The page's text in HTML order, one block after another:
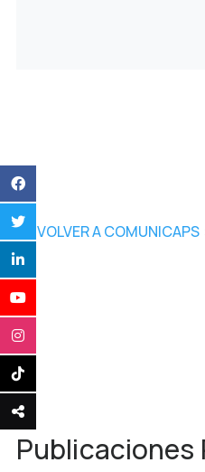
<< VOLVER A COMUNICAPS
Publicaciones